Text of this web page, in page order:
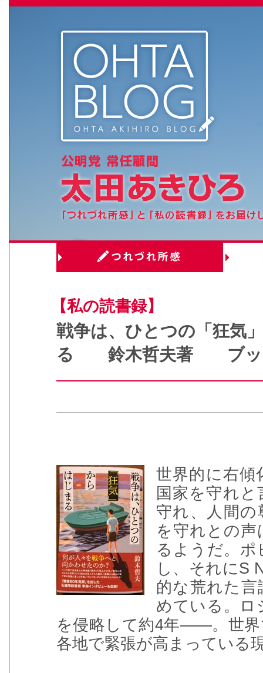
【私の読書録】
戦争は、ひとつの「狂気
る 鈴木哲夫著 ブッ
世界的に右傾
国家を守れ
守れ、人間の
を守れとの
るようだ。
し、それにS
的な荒れた
めている。ロ
を侵略して約4年――。世界
各地で緊張が高まっている